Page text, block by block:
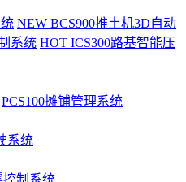
NEW BCS900推土机3D自动
系统 HOT ICS300路基智能压
PCS100摊铺管理系统
系统
控制系统